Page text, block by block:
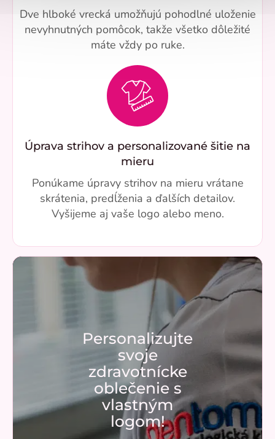
Dve hlboké vrecká umožňujú pohodlné uloženie
nevyhnutných pomôcok, takže všetko dôležité
máte vždy po ruke.
Úprava strihov a personalizované šitie na
mieru
Ponúkame úpravy strihov na mieru vrátane
skrátenia, predĺženia a ďalších detailov.
Vyšijeme aj vaše logo alebo meno.
Personalizujte
svoje
zdravotnícke
oblečenie s
vlastným
logom!